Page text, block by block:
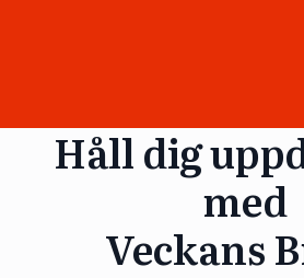
Håll dig
med
Veckans